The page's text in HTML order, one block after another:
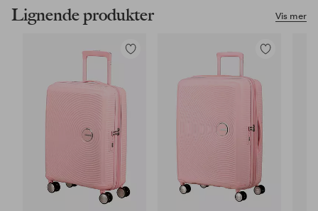
Vis mer
Lignende produkter
Legg
Legg
favoritter